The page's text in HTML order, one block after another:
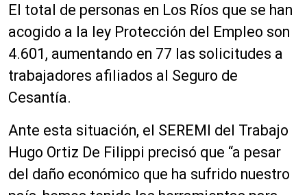
El total de personas en Los Ríos que se han
acogido a la ley Protección del Empleo son
4.601, aumentando en 77 las solicitudes a
trabajadores afiliados al Seguro de
Cesantía.
Ante esta situación, el SEREMI del Trabajo
Hugo Ortiz De Filippi precisó que “a pesar
del daño económico que ha sufrido nuestro